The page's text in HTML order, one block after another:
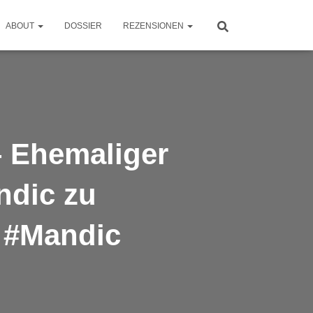
ABOUT DOSSIER REZENSIONEN
Ehemaliger
zu